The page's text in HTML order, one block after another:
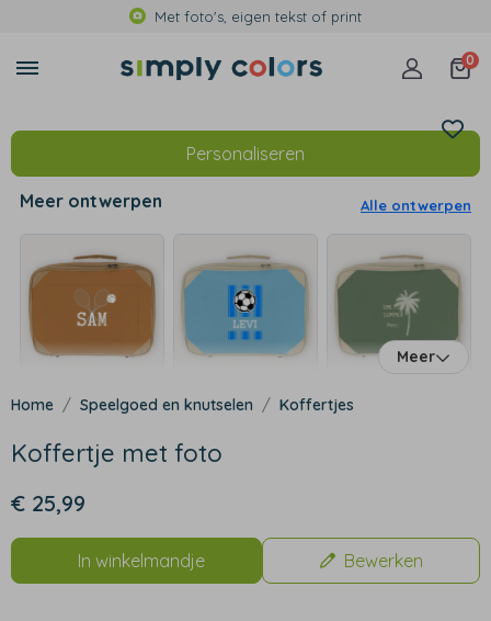
Met foto's, eigen tekst of print
0
Personaliseren
Meer ontwerpen Alle ontwerpen
Meer
Speelgoed en knutselen Koffertjes
Koffertje met foto
€ 25,99
In winkelmandje Bewerken